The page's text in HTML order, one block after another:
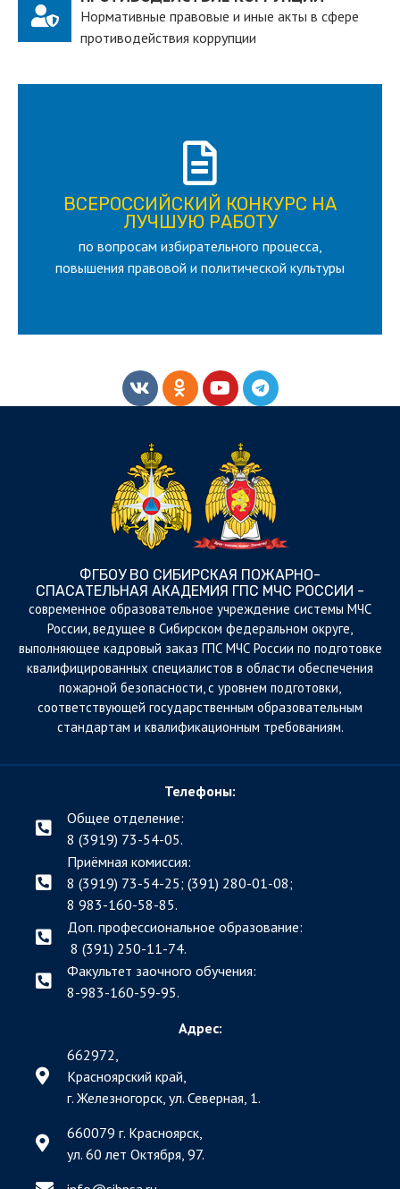
Нормативные правовые и иные акты в сфере
противодействия коррупции
ВСЕРОССИЙСКИЙ КОНКУРС НА
ЛУЧШУЮ РАБОТУ
по вопросам избирательного процесса,
повышения правовой и политической культуры
ВСЕРОССИЙСКИЙ КОНКУРС НА
ЛУЧШУЮ РАБОТУ
для лица старше 18 и моложе 35 лет
ПОДРОБНЕЕ
ФГБОУ ВО СИБИРСКАЯ ПОЖАРНО-
СПАСАТЕЛЬНАЯ АКАДЕМИЯ ГПС МЧС РОССИИ -
cовременное образовательное учреждение системы МЧС
России, ведущее в Сибирском федеральном округе,
выполняющее кадровый заказ ГПС МЧС России по подготовке
квалифицированных специалистов в области обеспечения
пожарной безопасности, с уровнем подготовки,
соответствующей государственным образовательным
стандартам и квалификационным требованиям.
Телефоны:
Общее отделение:
8 (3919) 73-54-05.
Приёмная комиссия:
8 (3919) 73-54-25; (391) 280-01-08;
8 983-160-58-85.
Доп. профессиональное образование:
8 (391) 250-11-74.
Факультет заочного обучения:
8-983-160-59-95.
Адрес:
662972,
Красноярский край,
г. Железногорск, ул. Северная, 1.
660079 г. Красноярск,
ул. 60 лет Октября, 97.